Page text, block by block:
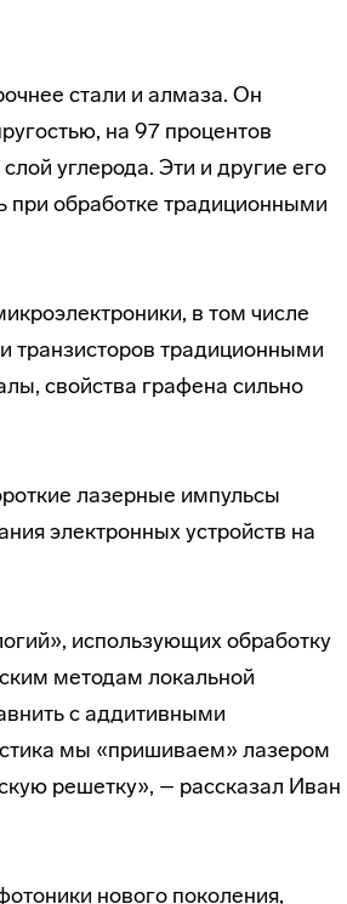
стали и алмаза. Он
на 97 процентов
углерода. Эти и другие его
при обработке традиционными
в том числе
транзисторов традиционными
свойства графена сильно
лазерные импульсы
электронных устройств на
использующих обработку
методам локальной
с аддитивными
мы «пришиваем» лазером
решетку», – рассказал Иван
нового поколения,